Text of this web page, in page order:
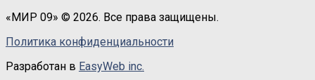
«МИР 09» © 2026. Все права защищены.
Политика конфиденциальности
Разработан в EasyWeb inc.